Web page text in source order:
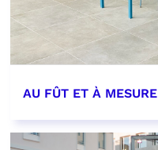
AU FÛT ET À MESURE
EN SAVOIR PLUS